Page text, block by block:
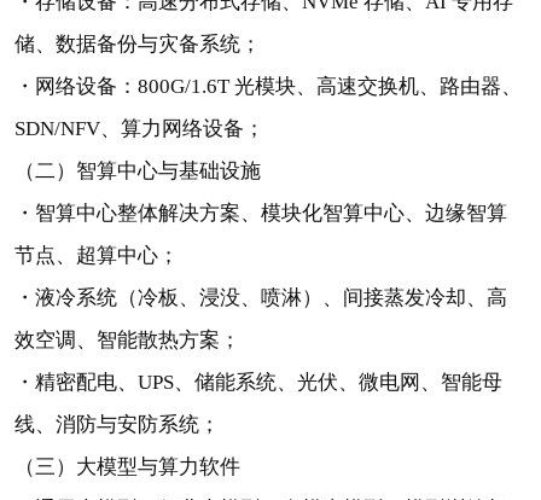
储、数据备份与灾备系统；
・网络设备：800G/1.6T 光模块、高速交换机、路由器、
SDN/NFV、算力网络设备；
（二）智算中心与基础设施
・智算中心整体解决方案、模块化智算中心、边缘智算
节点、超算中心；
・液冷系统（冷板、浸没、喷淋）、间接蒸发冷却、高
效空调、智能散热方案；
・精密配电、UPS、储能系统、光伏、微电网、智能母
线、消防与安防系统；
（三）大模型与算力软件